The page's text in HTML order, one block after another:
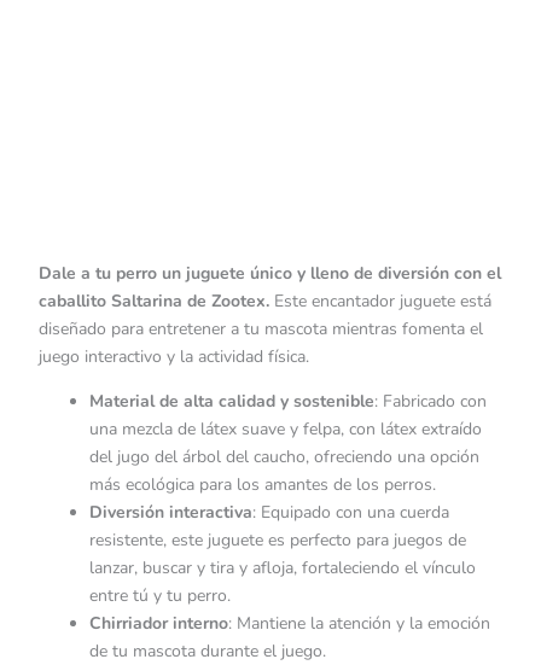
Dale a tu perro un juguete único y lleno de diversión con el
caballito Saltarina de Zootex. Este encantador juguete está
diseñado para entretener a tu mascota mientras fomenta el
juego interactivo y la actividad física.
Material de alta calidad y sostenible: Fabricado con
una mezcla de látex suave y felpa, con látex extraído
del jugo del árbol del caucho, ofreciendo una opción
más ecológica para los amantes de los perros.
Diversión interactiva: Equipado con una cuerda
resistente, este juguete es perfecto para juegos de
lanzar, buscar y tira y afloja, fortaleciendo el vínculo
entre tú y tu perro.
Chirriador interno: Mantiene la atención y la emoción
de tu mascota durante el juego.